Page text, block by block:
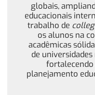
globais,
educacionais
trabalho de
os alunos na
acadêmicas
de
fortalecendo
planejamento